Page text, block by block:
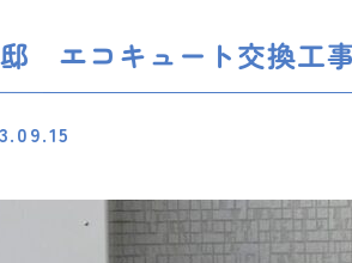
エコキュート交換工